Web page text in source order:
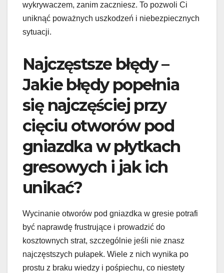
wykrywaczem, zanim zaczniesz. To pozwoli Ci
uniknąć poważnych uszkodzeń i niebezpiecznych
sytuacji.
Najczęstsze błędy –
Jakie błędy popełnia
się najczęściej przy
cięciu otworów pod
gniazdka w płytkach
gresowych i jak ich
unikać?
Wycinanie otworów pod gniazdka w gresie potrafi
być naprawdę frustrujące i prowadzić do
kosztownych strat, szczególnie jeśli nie znasz
najczęstszych pułapek. Wiele z nich wynika po
prostu z braku wiedzy i pośpiechu, co niestety